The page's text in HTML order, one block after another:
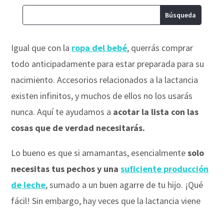
Igual que con la ropa del bebé, querrás comprar
todo anticipadamente para estar preparada para su
nacimiento. Accesorios relacionados a la lactancia
existen infinitos, y muchos de ellos no los usarás
nunca. Aquí te ayudamos a acotar la lista con las
cosas que de verdad necesitarás.
Lo bueno es que si amamantas, esencialmentesolo
necesitas tus pechos y unasuficiente producción
de leche, sumado a un buen agarre de tu hijo. ¡Qué
fácil! Sin embargo, hay veces que la lactancia viene